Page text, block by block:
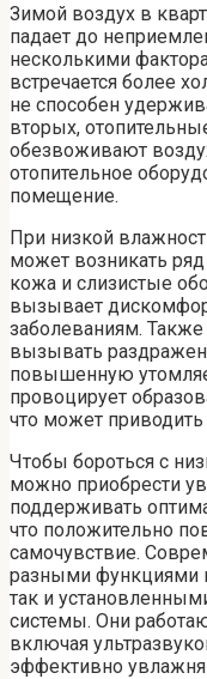
Зимой воздух в
падает до
несколькими
встречается более
не способен
вторых,
обезвоживают
отопительное
помещение.
При низкой
может возникать
кожа и слизистые
вызывает
заболеваниям.
вызывать
повышенную
провоцирует
что может приводить
Чтобы бороться с
можно приобрести
поддерживать
что положительно
самочувствие.
разными функциями
так и
системы. Они
включая
эффективно